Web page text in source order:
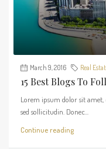
March 9, 2016 Real
15 Best Blogs To
Lorem ipsum dolor sit amet,
sed sollicitudin. Donec...
Continue reading